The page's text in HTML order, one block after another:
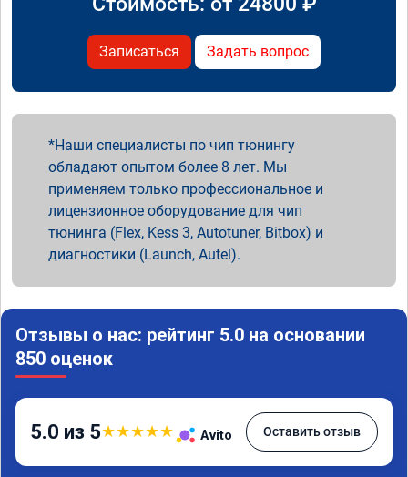
Записаться Задать вопрос
Наши специалисты по чип тюнингу
обладают опытом более 8 лет. Мы
применяем только профессиональное и
лицензионное оборудование для чип
тюнинга (Flex, Kess 3, Autotuner, Bitbox) и
диагностики (Launch, Autel).
Отзывы о нас: рейтинг 5.0 на основании
850 оценок
5.0 из 5★★★★★ Avito Оставить отзыв